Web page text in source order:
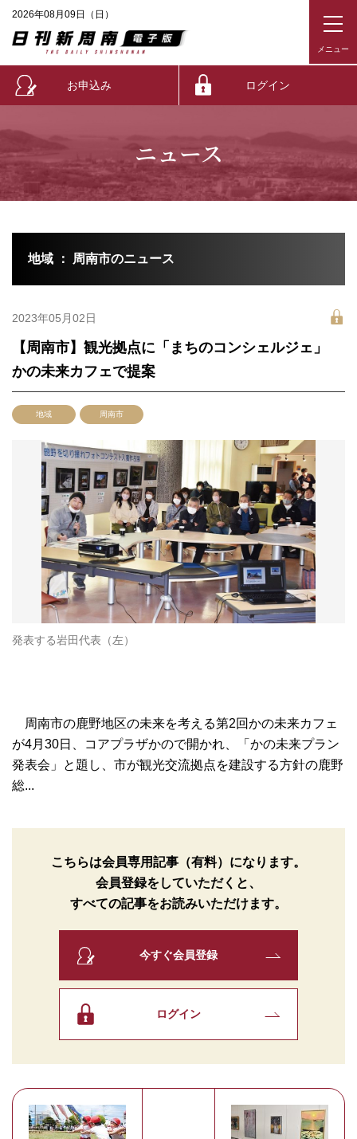
2026年08月09日（日）
お申込み ログイン
ニュース
地域 ： 周南市のニュース
2023年05月02日
【周南市】観光拠点に「まちのコンシェルジェ」
かの未来カフェで提案
地域 周南市
発表する岩田代表（左）
周南市の鹿野地区の未来を考える第2回かの未来カフェ
が4月30日、コアプラザかので開かれ、「かの未来プラン
発表会」と題し、市が観光交流拠点を建設する方針の鹿野
総...
こちらは会員専用記事（有料）になります。
会員登録をしていただくと、
すべての記事をお読みいただけます。
今すぐ会員登録
ログイン